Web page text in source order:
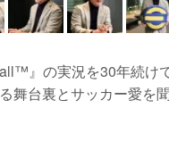
』の実況を30年続け
舞台裏とサッカー愛を